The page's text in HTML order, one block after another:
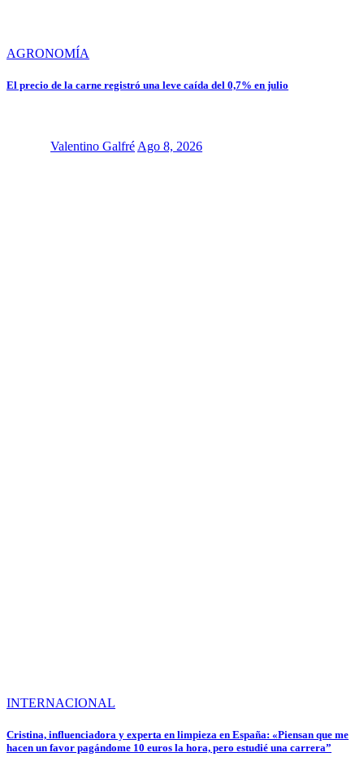
AGRONOMÍA
El precio de la carne registró una leve caída del 0,7% en julio
Valentino Galfré Ago 8, 2026
INTERNACIONAL
Cristina, influenciadora y experta en limpieza en España: «Piensan que me
hacen un favor pagándome 10 euros la hora, pero estudié una carrera”